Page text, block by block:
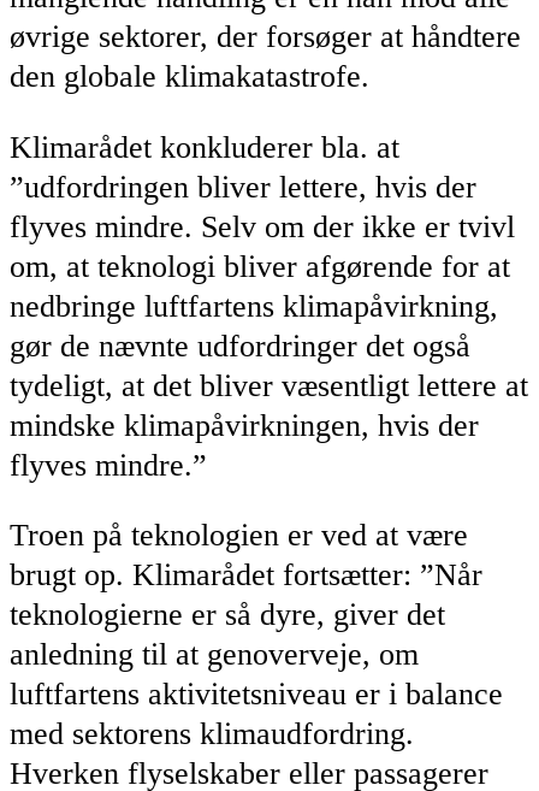
øvrige sektorer, der forsøger at håndtere
den globale klimakatastrofe.
Klimarådet konkluderer bla. at
”udfordringen bliver lettere, hvis der
flyves mindre. Selv om der ikke er tvivl
om, at teknologi bliver afgørende for at
nedbringe luftfartens klimapåvirkning,
gør de nævnte udfordringer det også
tydeligt, at det bliver væsentligt lettere at
mindske klimapåvirkningen, hvis der
flyves mindre.”
Troen på teknologien er ved at være
brugt op. Klimarådet fortsætter: ”Når
teknologierne er så dyre, giver det
anledning til at genoverveje, om
luftfartens aktivitetsniveau er i balance
med sektorens klimaudfordring.
Hverken flyselskaber eller passagerer